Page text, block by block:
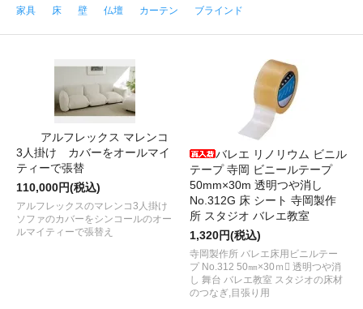
家具 床 壁 仏壇 カーテン ブラインド
アルフレックス マレンコ
3人掛け カバーをオールマイ
ティーで張替
110,000円(税込)
アルフレックスのマレンコ3人掛け
ソファのカバーをシンコールのオー
ルマイティーで張替え
バレエ リノリウム ビニル
テープ 寺岡 ビニールテープ
50mm×30m 透明つや消し
No.312G 床 シート 寺岡製作
所 スタジオ バレエ教室
1,320円(税込)
寺岡製作所 バレエ床用ビニルテー
プ No.312 50㎜×30ｍ 透明つや消
し 舞台 バレエ教室 スタジオの床材
のつなぎ,目張り用